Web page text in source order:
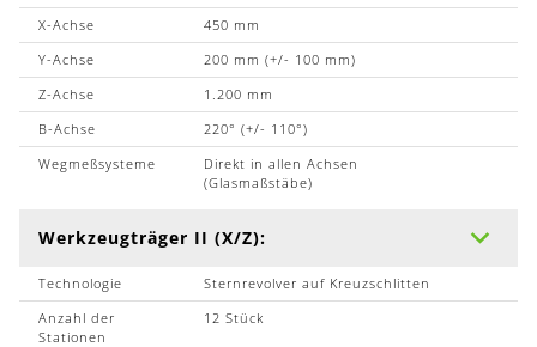
X-Achse
450 mm
Y-Achse
200 mm (+/- 100 mm)
Z-Achse
1.200 mm
B-Achse
220° (+/- 110°)
Wegmeßsysteme
Direkt in allen Achsen
(Glasmaßstäbe)
Werkzeugträger II (X/Z):
Technologie
Sternrevolver auf Kreuzschlitten
Anzahl der
Stationen
12 Stück